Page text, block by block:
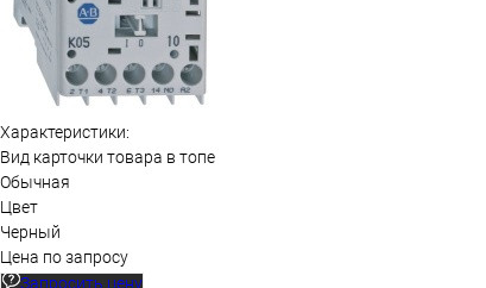
Характеристики:
Вид карточки товара в топе
Обычная
Цвет
Черный
Цена по запросу
Запросить цену